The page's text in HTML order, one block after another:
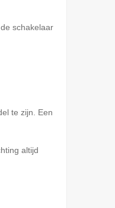
schakelaar
te zijn. Een
altijd